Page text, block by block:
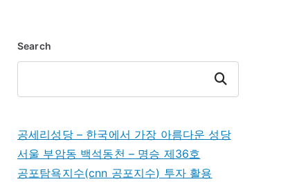
Search
Search
공세리성당 – 한국에서 가장 아름다운 성당
서울 부암동 백석동천 – 명승 제36호
공포탐욕지수(cnn 공포지수) 투자 활용